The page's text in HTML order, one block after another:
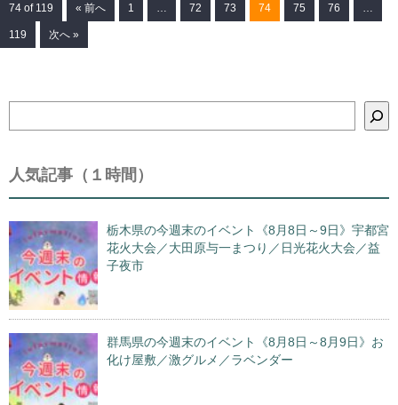
74 of 119 « 前へ 1 … 72 73 74 75 76 …
119 次へ »
索
人気記事（１時間）
栃木県の今週末のイベント《8月8日～9日》宇都宮
花火大会／大田原与一まつり／日光花火大会／益
子夜市
群馬県の今週末のイベント《8月8日～8月9日》お
化け屋敷／激グルメ／ラベンダー